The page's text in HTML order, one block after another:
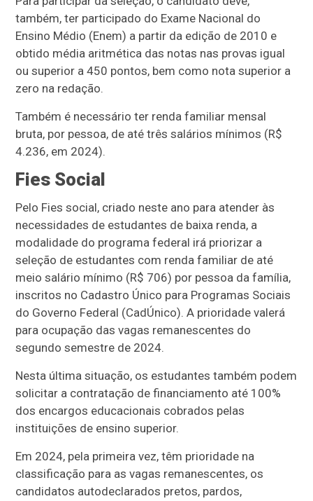
também, ter participado do Exame Nacional do
Ensino Médio (Enem) a partir da edição de 2010 e
obtido média aritmética das notas nas provas igual
ou superior a 450 pontos, bem como nota superior a
zero na redação.
Também é necessário ter renda familiar mensal
bruta, por pessoa, de até três salários mínimos (R$
4.236, em 2024).
Fies Social
Pelo Fies social, criado neste ano para atender às
necessidades de estudantes de baixa renda, a
modalidade do programa federal irá priorizar a
seleção de estudantes com renda familiar de até
meio salário mínimo (R$ 706) por pessoa da família,
inscritos no Cadastro Único para Programas Sociais
do Governo Federal (CadÚnico). A prioridade valerá
para ocupação das vagas remanescentes do
segundo semestre de 2024.
Nesta última situação, os estudantes também podem
solicitar a contratação de financiamento até 100%
dos encargos educacionais cobrados pelas
instituições de ensino superior.
Em 2024, pela primeira vez, têm prioridade na
classificação para as vagas remanescentes, os
candidatos autodeclarados pretos, pardos,